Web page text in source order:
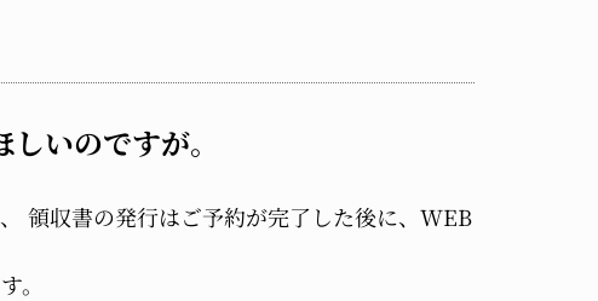
いのですが。
領収書の発行はご予約が完了した後に、WEB
。